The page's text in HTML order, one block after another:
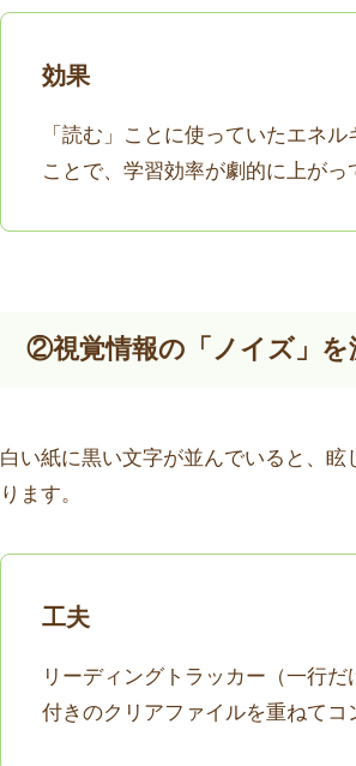
効果
「読む」ことに使っていたエネ
ことで、学習効率が劇的に上がっ
②視覚情報の「ノイズ」を
白い紙に黒い文字が並んでいると、
ります。
工夫
リーディングトラッカー（一行
付きのクリアファイルを重ねてコ